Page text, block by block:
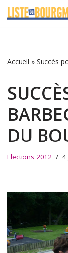
Accueil » Succès
DU
Elections 2012 4